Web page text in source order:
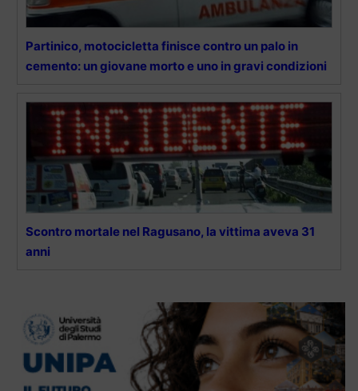
Partinico, motocicletta finisce contro un palo in
cemento: un giovane morto e uno in gravi condizioni
Scontro mortale nel Ragusano, la vittima aveva 31
anni